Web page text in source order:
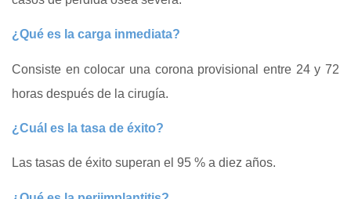
¿Qué es la carga inmediata?
Consiste en colocar una corona provisional entre 24 y 72
horas después de la cirugía.
¿Cuál es la tasa de éxito?
Las tasas de éxito superan el 95 % a diez años.